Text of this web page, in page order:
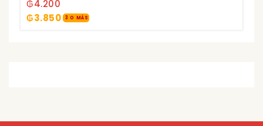
of
₲4.200
₲3.850 3 O MÁS